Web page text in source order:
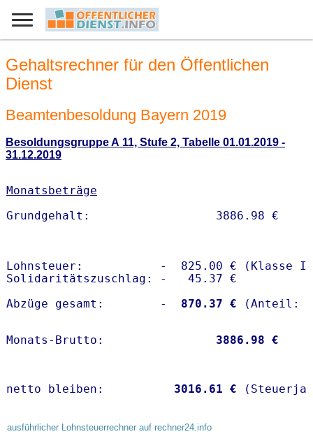
Gehaltsrechner für den Öffentlichen
Dienst
Beamtenbesoldung Bayern 2019
Besoldungsgruppe A 11, Stufe 2, Tabelle 01.01.2019 -
31.12.2019
Monatsbeträge
Lohnsteuer:           -  825.00 € (Klasse I)
Solidaritätszuschlag: -   45.37 €
Abzüge gesamt:        -
  870.37 €
Monats-Brutto: 3886.98 €
netto bleiben: 3016.61 €
ausführlicher Lohnsteuerrechner auf rechner24.info